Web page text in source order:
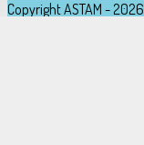
Copyright ASTAM - 2026